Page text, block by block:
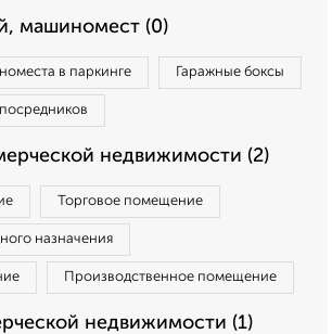
машиномест (0)
в паркинге Гаражные боксы
недвижимости (2)
Торговое помещение
назначения
Производственное помещение
недвижимости (1)